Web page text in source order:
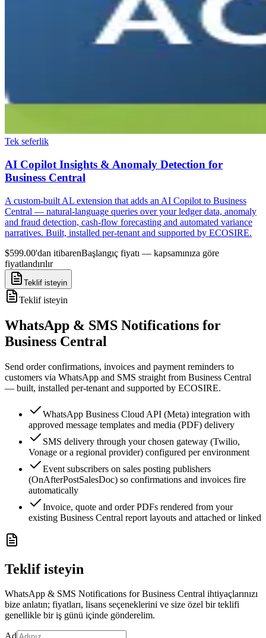
Tek seferlik
AI Copilot Insights & Anomaly Detection for
Business Central
A custom-built AL extension that adds an AI Copilot to Business
Central — natural-language queries over your ledger data, anomaly
and fraud detection, cash-flow forecasting and automated variance
narratives. Built, installed per-tenant and supported by ECOSIRE.
$599.00'dan itibarenBaşlangıç fiyatı — kapsamınıza göre
fiyatlandırılır
Teklif isteyin
Teklif isteyin
WhatsApp & SMS Notifications for
Business Central
Send order confirmations, invoices and payment reminders to
customers via WhatsApp and SMS straight from Business Central
— built, installed per-tenant and supported by ECOSIRE.
WhatsApp Business Cloud API (Meta) integration with
approved message templates and media (PDF) delivery
SMS delivery through your chosen gateway (Twilio,
Vonage or a regional provider) configured per environment
Event subscribers on sales posting publishers
(OnAfterPostSalesDoc) so confirmations and invoices fire
automatically
Invoice, quote and order PDFs rendered from your
existing Business Central report layouts and attached or linked
Teklif isteyin
WhatsApp & SMS Notifications for Business Central ihtiyaçlarınızı
bize anlatın; fiyatları, lisans seçeneklerini ve size özel bir teklifi
genellikle bir iş günü içinde gönderelim.